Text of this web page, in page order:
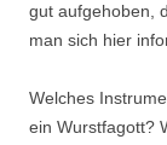
gut aufgehoben,
man sich hier
Welches
ein Wurstfagott?